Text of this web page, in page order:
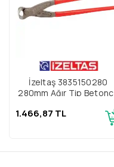
İzeltaş 3835150280
280mm Ağır Tip Betoncu
1.466,87 TL